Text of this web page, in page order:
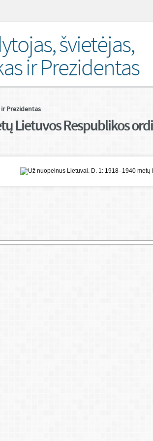
švietėjas,
ir Prezidentas
Prezidentas
Lietuvos Respublikos